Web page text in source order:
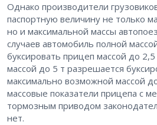
Однако производители
паспортную величину не только
но и максимальной массы
случаев автомобиль полной
буксировать прицеп массой до
массой до 5 т разрешается
максимально возможной массой
массовые показатели прицепа с
тормозным приводом
нет.